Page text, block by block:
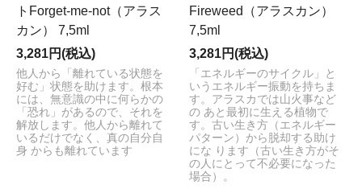
トForget-me-not（アラス
カン） 7,5ml
3,281円(税込)
他人から「離れている状態を
好む」状態を助けます。根本
には、無意識の中に何らかの
「恐れ」があるので、それを
解放します。他人から離れて
いるだけでなく、真の自分自
身 からも離れています
Fireweed（アラスカン）
7,5ml
3,281円(税込)
「エネルギーのサイクル」と
いうエネルギー振動を持ちま
す。アラスカでは山火事など
の あと最初に生える植物で
す。古い生き方（エネルギー
パターン）から脱却する助け
にな ります（古い生き方がそ
の人にとって不必要になった
場合）。